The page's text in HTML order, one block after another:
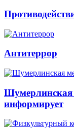
Антитеррор
Шумерлинская
информирует